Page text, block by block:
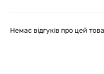
Немає відгуків про цей